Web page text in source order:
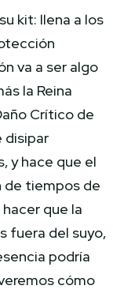
kit: llena a los
va a ser algo
la Reina
Crítico de
disipar
y hace que el
de tiempos de
que la
fuera del suyo,
podría
cómo